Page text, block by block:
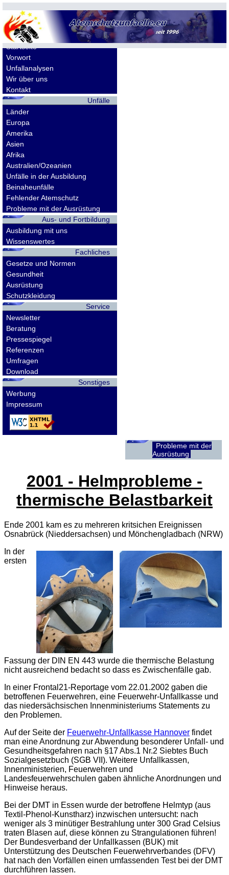
Allgemeines
Startseite
Vorwort
Unfallanalysen
Wir über uns
Kontakt
Unfälle
Länder
Europa
Amerika
Asien
Afrika
Australien/Ozeanien
Unfälle in der Ausbildung
Beinaheunfälle
Fehlender Atemschutz
Probleme mit der Ausrüstung
Aus- und Fortbildung
Ausbildung mit uns
Wissenswertes
Fachliches
Gesetze und Normen
Gesundheit
Ausrüstung
Schutzkleidung
Service
Newsletter
Beratung
Pressespiegel
Referenzen
Umfragen
Download
Sonstiges
Werbung
Impressum
Probleme mit der
Ausrüstung
2001 - Helmprobleme -
thermische Belastbarkeit
Ende 2001 kam es zu mehreren kritsichen Ereignissen
Osnabrück (Nieddersachsen) und Mönchengladbach (NRW)
In der
ersten
Fassung der DIN EN 443 wurde die thermische Belastung
nicht ausreichend bedacht so dass es Zwischenfälle gab.
In einer Frontal21-Reportage vom 22.01.2002 gaben die
betroffenen Feuerwehren, eine Feuerwehr-Unfallkasse und
das niedersächsischen Innenministeriums Statements zu
den Problemen.
Auf der Seite der Feuerwehr-Unfallkasse Hannover findet
man eine Anordnung zur Abwendung besonderer Unfall- und
Gesundheitsgefahren nach §17 Abs.1 Nr.2 Siebtes Buch
Sozialgesetzbuch (SGB VII). Weitere Unfallkassen,
Innenministerien, Feuerwehren und
Landesfeuerwehrschulen gaben ähnliche Anordnungen und
Hinweise heraus.
Bei der DMT in Essen wurde der betroffene Helmtyp (aus
Textil-Phenol-Kunstharz) inzwischen untersucht: nach
weniger als 3 minütiger Bestrahlung unter 300 Grad Celsius
traten Blasen auf, diese können zu Strangulationen führen!
Der Bundesverband der Unfallkassen (BUK) mit
Unterstützung des Deutschen Feuerwehrverbandes (DFV)
hat nach den Vorfällen einen umfassenden Test bei der DMT
durchführen lassen.